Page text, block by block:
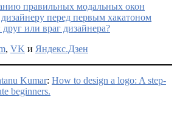
правильных модальных окон
дизайнеру перед первым хакатоном
или враг дизайнера?
, VK и Яндекс.Дзен
Kumar: How to design a logo: A step-
beginners.